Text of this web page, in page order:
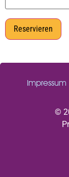
Reservieren
Impressum
©